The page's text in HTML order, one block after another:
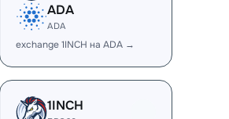
ADA
ADA
exchange 1INCH на ADA →
1INCH